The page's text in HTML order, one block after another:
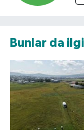
Bunlar da